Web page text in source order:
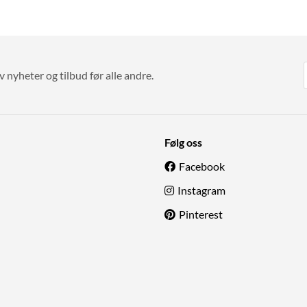
nyheter og tilbud før alle andre.
Følg oss
Facebook
Instagram
Pinterest